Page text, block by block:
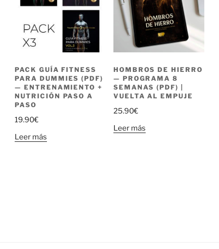
PACK GUÍA FITNESS
PARA DUMMIES (PDF)
— ENTRENAMIENTO +
NUTRICIÓN PASO A
PASO
19.90€
Leer más
HOMBROS DE HIERRO
— PROGRAMA 8
SEMANAS (PDF) |
VUELTA AL EMPUJE
25.90€
Leer más